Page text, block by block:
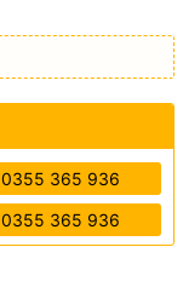
0355 365 936
0355 365 936